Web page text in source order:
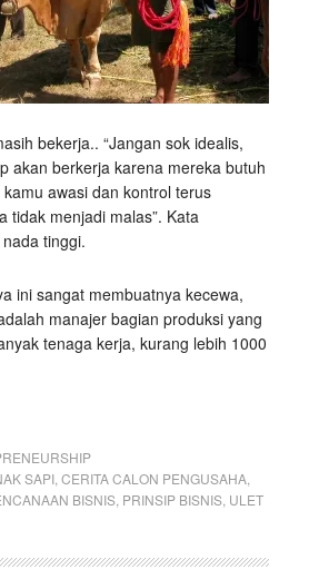
bekerja.. “Jangan sok idealis,
akan berkerja karena mereka butuh
awasi dan kontrol terus
tidak menjadi malas”. Kata
tinggi.
ini sangat membuatnya kecewa,
manajer bagian produksi yang
tenaga kerja, kurang lebih 1000
SAPI, CERITA CALON PENGUSAHA,
BISNIS, PRINSIP BISNIS, ULET